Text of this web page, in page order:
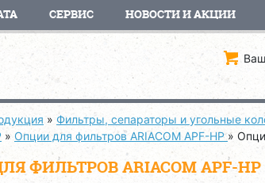
СЕРВИС НОВОСТИ И АКЦИИ
» Фильтры, сепараторы и угольные
» Опции для фильтров ARIACOM APF-HP»
ФИЛЬТРОВ ARIACOM APF-HP